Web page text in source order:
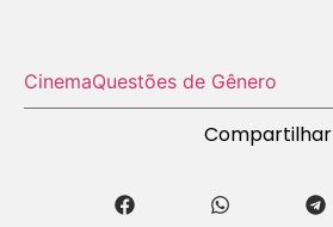
CinemaQuestões de Gênero
Compartilhar